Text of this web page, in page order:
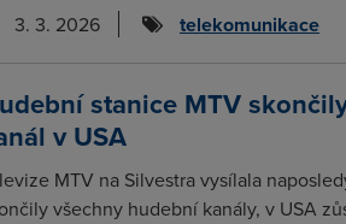
3. 3. 2026
telekomunikace
stanice MTV
v USA
MTV na Silvestra vysílala
všechny hudební kanály, v USA